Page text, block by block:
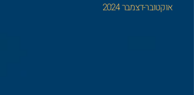
אוקטובר-דצמבר 2024